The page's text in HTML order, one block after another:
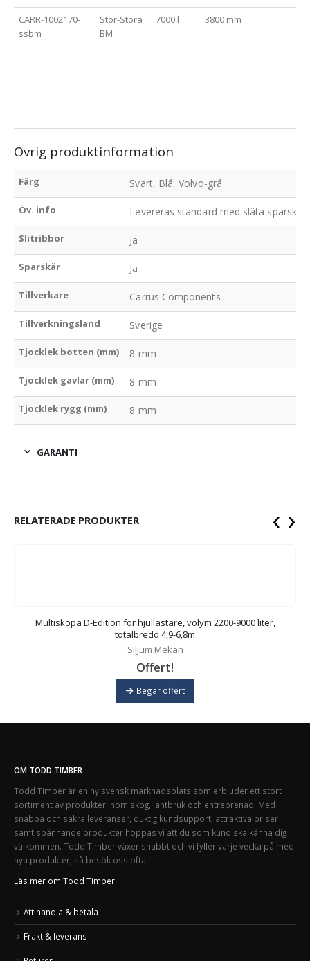
CARR-1002170-
ssbm
Stor-Stora
BM
7000 l 3800 mm
Övrig produktinformation
Färg Svart, Blå, Volvo-grå
Öv. info Levereras standard med släta
Slitribbor Ja
Sparskär Ja
Tillverkare Carrus Components
Tillverkningsland Sverige
Tjocklek botten (mm) 8 mm
Tjocklek gavlar (mm) 8 mm
Tjocklek rygg (mm) 8 mm
GARANTI
RELATERADE PRODUKTER
Multiskopa D-Edition för hjullastare, volym 2200-9000 liter,
totalbredd 4,9-6,8m
Siljum Mekan
Offert!
Begär offert
‹ ›
OM TODD TIMBER
Todd Timber är en ny svensk marknadsplats som erbjuder ett stort
sortiment av produkter inom skog, lantbruk och entreprenad. Med
snabba och säkra leveranser, duktig kundsupport, attraktiva priser
samt spännande produkter hoppas vi att du som kund ska känna dig
välkommen. Todd Timber växer snabbt och vi fyller varje vecka på med
nya produkter, så besök oss ofta.
Läs mer om Todd Timber
Att handla & betala
Frakt & leverans